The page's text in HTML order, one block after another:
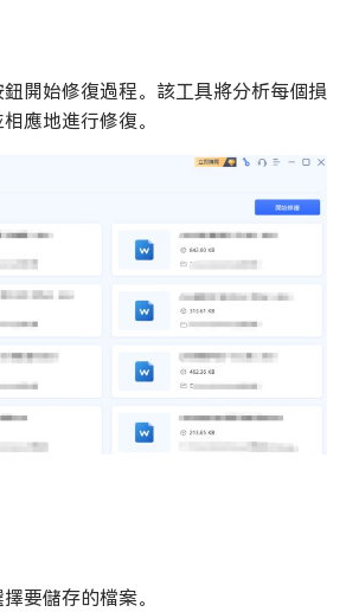
開始修復過程。該工具將分析每個損
應地進行修復。
要儲存的檔案。